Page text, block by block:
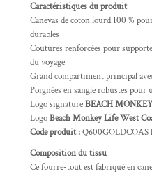
Caractéristiques du produit
Canevas de coton lourd 100 %
durables
Coutures renforcées pour
du voyage
Grand compartiment principal
Poignées en sangle robustes
Logo signatureBEACH
LogoBeach Monkey Life West
Code produit :
Composition du tissu
Ce fourre-tout est fabriqué en